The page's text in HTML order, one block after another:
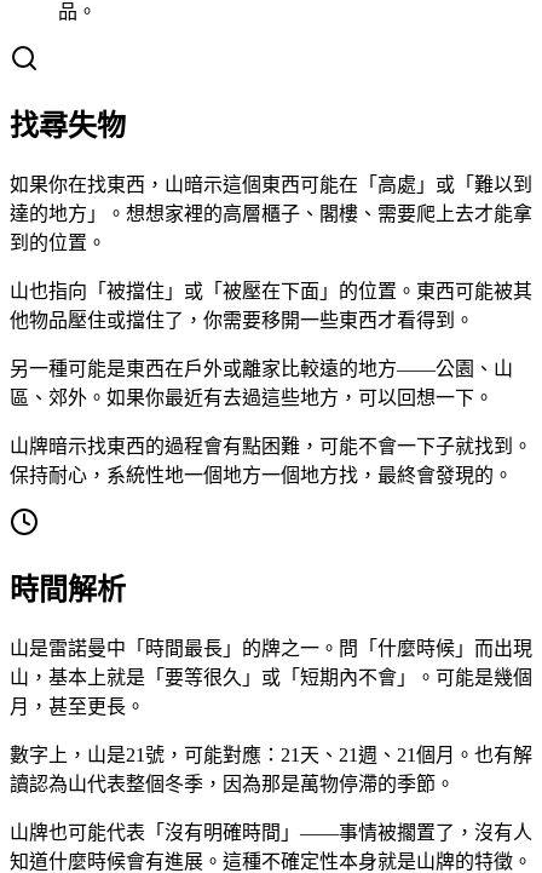
品。
找尋失物
如果你在找東西，山暗示這個東西可能在「高處」或「難以到
達的地方」。想想家裡的高層櫃子、閣樓、需要爬上去才能拿
到的位置。
山也指向「被擋住」或「被壓在下面」的位置。東西可能被其
他物品壓住或擋住了，你需要移開一些東西才看得到。
另一種可能是東西在戶外或離家比較遠的地方——公園、山
區、郊外。如果你最近有去過這些地方，可以回想一下。
山牌暗示找東西的過程會有點困難，可能不會一下子就找到。
保持耐心，系統性地一個地方一個地方找，最終會發現的。
時間解析
山是雷諾曼中「時間最長」的牌之一。問「什麼時候」而出現
山，基本上就是「要等很久」或「短期內不會」。可能是幾個
月，甚至更長。
數字上，山是21號，可能對應：21天、21週、21個月。也有解
讀認為山代表整個冬季，因為那是萬物停滯的季節。
山牌也可能代表「沒有明確時間」——事情被擱置了，沒有人
知道什麼時候會有進展。這種不確定性本身就是山牌的特徵。